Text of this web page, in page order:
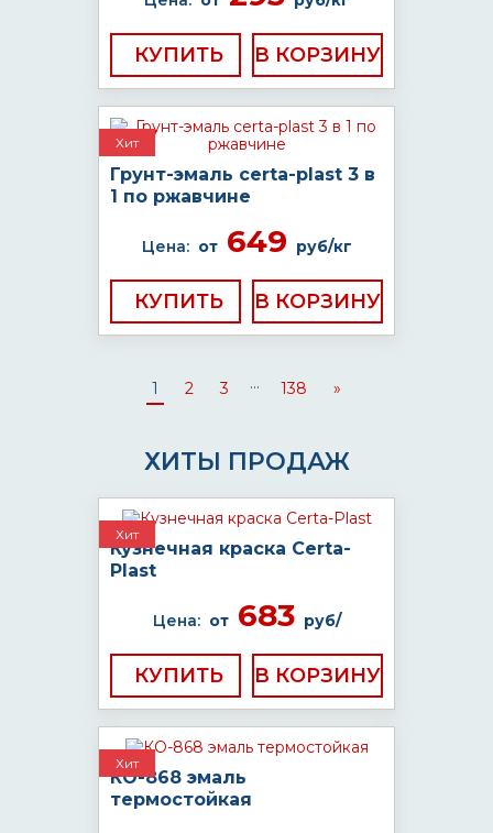
КУПИТЬ
Хит
Грунт-эмаль certa-plast 3 в
1 по ржавчине
Цена: от649 руб/кг
КУПИТЬ
1 2 3 ... 138 »
ХИТЫ ПРОДАЖ
Хит
Кузнечная краска Certa-
Plast
Цена: от683 руб/
КУПИТЬ
Хит
КО-868 эмаль
термостойкая